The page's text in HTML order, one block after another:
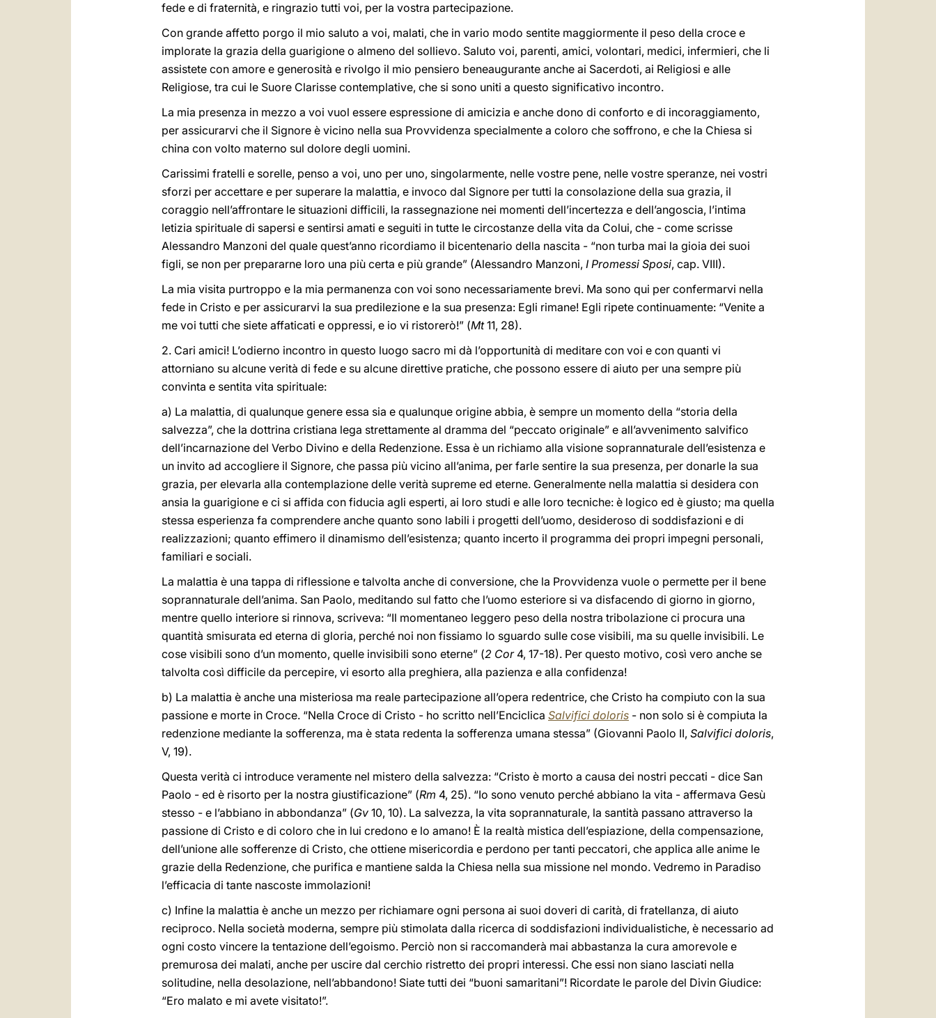
fede e di fraternità, e ringrazio tutti voi, per la vostra partecipazione.
Con grande affetto porgo il mio saluto a voi, malati, che in vario modo sentite maggiormente il peso della croce e
implorate la grazia della guarigione o almeno del sollievo. Saluto voi, parenti, amici, volontari, medici, infermieri, che li
assistete con amore e generosità e rivolgo il mio pensiero beneaugurante anche ai Sacerdoti, ai Religiosi e alle
Religiose, tra cui le Suore Clarisse contemplative, che si sono uniti a questo significativo incontro.
La mia presenza in mezzo a voi vuol essere espressione di amicizia e anche dono di conforto e di incoraggiamento,
per assicurarvi che il Signore è vicino nella sua Provvidenza specialmente a coloro che soffrono, e che la Chiesa si
china con volto materno sul dolore degli uomini.
Carissimi fratelli e sorelle, penso a voi, uno per uno, singolarmente, nelle vostre pene, nelle vostre speranze, nei vostri
sforzi per accettare e per superare la malattia, e invoco dal Signore per tutti la consolazione della sua grazia, il
coraggio nell’affrontare le situazioni difficili, la rassegnazione nei momenti dell’incertezza e dell’angoscia, l’intima
letizia spirituale di sapersi e sentirsi amati e seguiti in tutte le circostanze della vita da Colui, che - come scrisse
Alessandro Manzoni del quale quest’anno ricordiamo il bicentenario della nascita - “non turba mai la gioia dei suoi
figli, se non per prepararne loro una più certa e più grande” (Alessandro Manzoni, I Promessi Sposi, cap. VIII).
La mia visita purtroppo e la mia permanenza con voi sono necessariamente brevi. Ma sono qui per confermarvi nella
fede in Cristo e per assicurarvi la sua predilezione e la sua presenza: Egli rimane! Egli ripete continuamente: “Venite a
me voi tutti che siete affaticati e oppressi, e io vi ristorerò!” (Mt11, 28).
2. Cari amici! L’odierno incontro in questo luogo sacro mi dà l’opportunità di meditare con voi e con quanti vi
attorniano su alcune verità di fede e su alcune direttive pratiche, che possono essere di aiuto per una sempre più
convinta e sentita vita spirituale:
a) La malattia, di qualunque genere essa sia e qualunque origine abbia, è sempre un momento della “storia della
salvezza”, che la dottrina cristiana lega strettamente al dramma del “peccato originale” e all’avvenimento salvifico
dell’incarnazione del Verbo Divino e della Redenzione. Essa è un richiamo alla visione soprannaturale dell’esistenza e
un invito ad accogliere il Signore, che passa più vicino all’anima, per farle sentire la sua presenza, per donarle la sua
grazia, per elevarla alla contemplazione delle verità supreme ed eterne. Generalmente nella malattia si desidera con
ansia la guarigione e ci si affida con fiducia agli esperti, ai loro studi e alle loro tecniche: è logico ed è giusto; ma quella
stessa esperienza fa comprendere anche quanto sono labili i progetti dell’uomo, desideroso di soddisfazioni e di
realizzazioni; quanto effimero il dinamismo dell’esistenza; quanto incerto il programma dei propri impegni personali,
familiari e sociali.
La malattia è una tappa di riflessione e talvolta anche di conversione, che la Provvidenza vuole o permette per il bene
soprannaturale dell’anima. San Paolo, meditando sul fatto che l’uomo esteriore si va disfacendo di giorno in giorno,
mentre quello interiore si rinnova, scriveva: “Il momentaneo leggero peso della nostra tribolazione ci procura una
quantità smisurata ed eterna di gloria, perché noi non fissiamo lo sguardo sulle cose visibili, ma su quelle invisibili. Le
cose visibili sono d’un momento, quelle invisibili sono eterne” (2 Cor4, 17-18). Per questo motivo, così vero anche se
talvolta così difficile da percepire, vi esorto alla preghiera, alla pazienza e alla confidenza!
b) La malattia è anche una misteriosa ma reale partecipazione all’opera redentrice, che Cristo ha compiuto con la sua
passione e morte in Croce. “Nella Croce di Cristo - ho scritto nell’Enciclica Salvifici doloris - non solo si è compiuta la
redenzione mediante la sofferenza, ma è stata redenta la sofferenza umana stessa” (Giovanni Paolo II, Salvifici doloris,
V, 19).
Questa verità ci introduce veramente nel mistero della salvezza: “Cristo è morto a causa dei nostri peccati - dice San
Paolo - ed è risorto per la nostra giustificazione” (Rm 4, 25). “Io sono venuto perché abbiano la vita - affermava Gesù
stesso - e l’abbiano in abbondanza” (Gv 10, 10). La salvezza, la vita soprannaturale, la santità passano attraverso la
passione di Cristo e di coloro che in lui credono e lo amano! È la realtà mistica dell’espiazione, della compensazione,
dell’unione alle sofferenze di Cristo, che ottiene misericordia e perdono per tanti peccatori, che applica alle anime le
grazie della Redenzione, che purifica e mantiene salda la Chiesa nella sua missione nel mondo. Vedremo in Paradiso
l’efficacia di tante nascoste immolazioni!
c) Infine la malattia è anche un mezzo per richiamare ogni persona ai suoi doveri di carità, di fratellanza, di aiuto
reciproco. Nella società moderna, sempre più stimolata dalla ricerca di soddisfazioni individualistiche, è necessario ad
ogni costo vincere la tentazione dell’egoismo. Perciò non si raccomanderà mai abbastanza la cura amorevole e
premurosa dei malati, anche per uscire dal cerchio ristretto dei propri interessi. Che essi non siano lasciati nella
solitudine, nella desolazione, nell’abbandono! Siate tutti dei “buoni samaritani”! Ricordate le parole del Divin Giudice:
“Ero malato e mi avete visitato!”.